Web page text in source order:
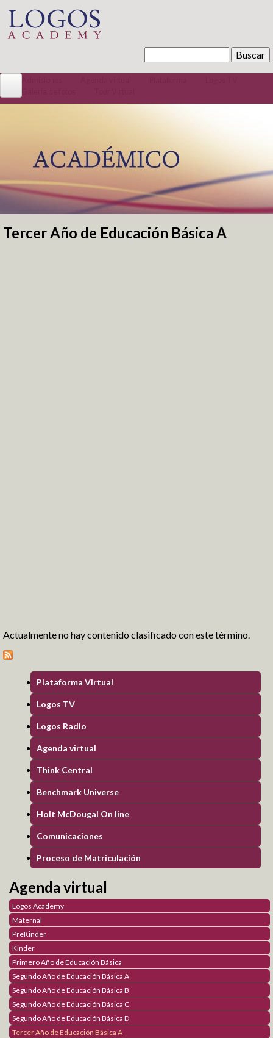
Formulario de búsqueda
Quiénes somos
Código convivencia
Tour Virtual
Bachillerato Internacional
Fantasy Readers Land
My first stories
My first letters
Amamos la lectura
Mis primeros cuentos
Mis primeras letras
Léeme un cuento
Mis primeros números
Blog Virtualeducando
Taller de lectura
Talentos Matemáticos
Blog Air Children
Club de periodismo digital
Blog Orientación Familiar
Parents
Sembrando Semillas de Amor
Padres Contracorriente
Construyendo Relaciones Saludables
Sexualidad Responsable
Galería de Fotos
Galería de Videos
Tercer Año de Educación Básica A
Actualmente no hay contenido clasificado con este término.
Plataforma Virtual
Logos TV
Logos Radio
Agenda virtual
Think Central
Benchmark Universe
Holt McDougal On line
Comunicaciones
Proceso de Matriculación
Agenda virtual
Logos Academy
Maternal
PreKinder
Kinder
Primero Año de Educación Básica
Segundo Año de Educación Básica A
Segundo Año de Educación Básica B
Segundo Año de Educación Básica C
Segundo Año de Educación Básica D
Tercer Año de Educación Básica A